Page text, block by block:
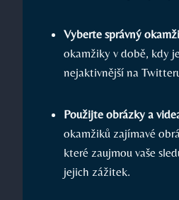
Vyberte správný
okamžiky v době, kdy
nejaktivnější na
Použijte obrázky a
okamžiků zajímavé
které zaujmou vaše
jejich zážitek.